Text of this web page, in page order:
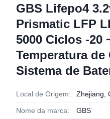
GBS Lifepo4
Prismatic LFP
5000 Ciclos -20
Temperatura de
Sistema de
Local de Origem: Zhejiang,
Nome da marca: GBS